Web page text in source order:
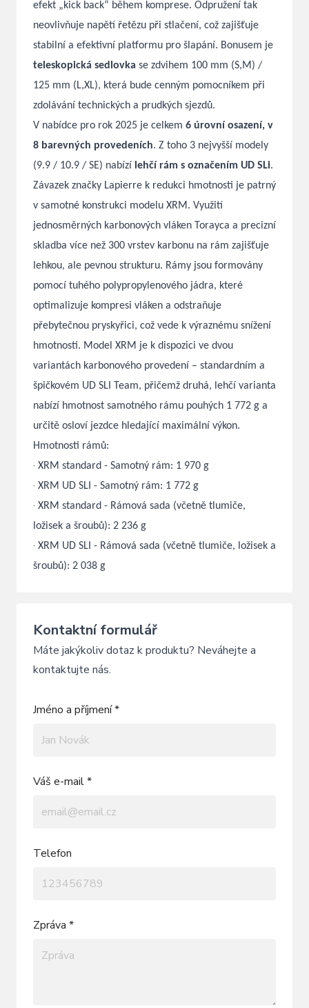
efekt „kick back“ během komprese. Odpružení tak
neovlivňuje napětí řetězu při stlačení, což zajišťuje
stabilní a efektivní platformu pro šlapání. Bonusem je
teleskopická sedlovka se zdvihem 100 mm (S,M) /
125 mm (L,XL), která bude cenným pomocníkem při
zdolávání technických a prudkých sjezdů.
V nabídce pro rok 2025 je celkem 6 úrovní osazení, v
8 barevných provedeních. Z toho 3 nejvyšší modely
(9.9 / 10.9 / SE) nabízí lehčí rám s označením UD SLi.
Závazek značky Lapierre k redukci hmotnosti je patrný
v samotné konstrukci modelu XRM. Využití
jednosměrných karbonových vláken Torayca a precizní
skladba více než 300 vrstev karbonu na rám zajišťuje
lehkou, ale pevnou strukturu. Rámy jsou formovány
pomocí tuhého polypropylenového jádra, které
optimalizuje kompresi vláken a odstraňuje
přebytečnou pryskyřici, což vede k výraznému snížení
hmotnosti. Model XRM je k dispozici ve dvou
variantách karbonového provedení – standardním a
špičkovém UD SLI Team, přičemž druhá, lehčí varianta
nabízí hmotnost samotného rámu pouhých 1 772 g a
určitě osloví jezdce hledající maximální výkon.
Hmotnosti rámů:
· XRM standard - Samotný rám: 1 970 g
· XRM UD SLI - Samotný rám: 1 772 g
· XRM standard - Rámová sada (včetně tlumiče,
ložisek a šroubů): 2 236 g
· XRM UD SLI - Rámová sada (včetně tlumiče, ložisek a
šroubů): 2 038 g
Kontaktní formulář
Máte jakýkoliv dotaz k produktu? Neváhejte a
kontaktujte nás.
Jméno a příjmení *
Váš e-mail *
Telefon
Zpráva *